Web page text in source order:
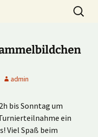
Suche
nach:
admin
bis Sonntag um
ein
Viel Spaß beim